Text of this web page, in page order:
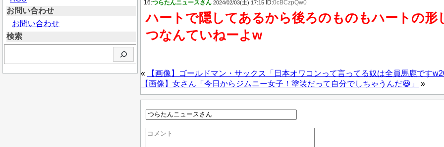
お問い合わせ
お問い合わせ
検索
16:つらたんニュースさん 2024/02/03(土) 17:15 ID:0cBCzpQw0
ハートで隠してあるから後ろのものもハートの形
つなんていねーよw
«
【画像】ゴールドマン・サックス「日本オワコンって言ってる奴は全員馬鹿です
【画像】女さん「今日からジムニー女子！塗装だって自分でしちゃうんだ😆」
»